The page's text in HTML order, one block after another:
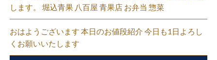
します。 堀込青果 八百屋 青果店 お弁当 惣菜
おはようございます 本日のお値段紹介 今日も1日よろし
くお願いいたします